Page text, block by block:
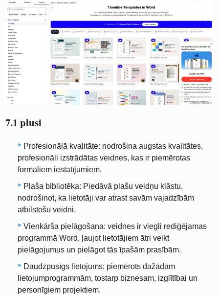
7.1 plusi
Profesionālā kvalitāte: nodrošina augstas kvalitātes,
profesionāli izstrādātas veidnes, kas ir piemērotas
formāliem iestatījumiem.
Plaša bibliotēka: Piedāvā plašu veidņu klāstu,
nodrošinot, ka lietotāji var atrast savām vajadzībām
atbilstošu veidni.
Vienkārša pielāgošana: veidnes ir viegli rediģējamas
programmā Word, ļaujot lietotājiem ātri veikt
pielāgojumus un pielāgot tās īpašām prasībām.
Daudzpusīgs lietojums: piemērots dažādām
lietojumprogrammām, tostarp biznesam, izglītībai un
personīgiem projektiem.